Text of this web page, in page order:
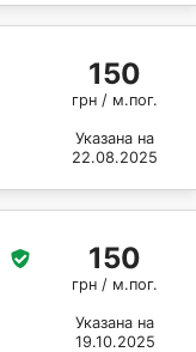
150
грн / м.пог.
Указана на
22.08.2025
150
грн / м.пог.
Указана на
19.10.2025